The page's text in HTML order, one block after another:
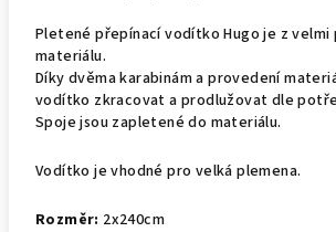
Pletené přepínací vodítko Hugo je z velmi
materiálu.
Díky dvěma karabinám a provedení
vodítko zkracovat a prodlužovat dle
Spoje jsou zapletené do materiálu.
Vodítko je vhodné pro velká plemena.
Rozměr: 2x240cm